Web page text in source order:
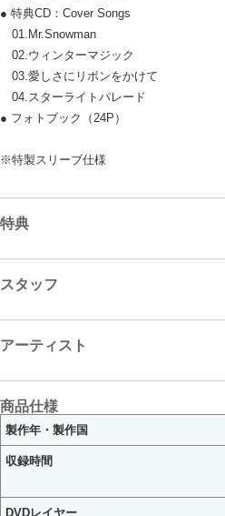
● 特典CD：Cover Songs
01.Mr.Snowman
02.ウィンターマジック
03.愛しさにリボンをかけて
04.スターライトパレード
● フォトブック（24P）
※特製スリーブ仕様
特典
スタッフ
アーティスト
商品仕様
製作年・製作国
収録時間
DVDレイヤー